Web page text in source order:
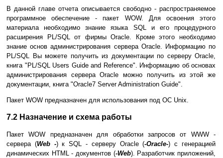
В данной главе отчета описывается свободно - распространяемое
программное обеспечение - пакет WOW. Для освоения этого
материала необходимо знание языка SQL и его процедурного
расширения PL/SQL от фирмы Oracle. Кроме этого необходимо
знание основ администрирования сервера Oracle. Информацию по
PL/SQL Вы можете получить из документации по серверу Oracle,
книга "PL/SQL Users Guide and Reference". Информацию об основах
администрирования сервера Oracle можно получить из этой же
документации, книга "Oracle7 Server Administration Guide".
Пакет WOW предназначен для использования под ОС Unix.
7.2 Назначение и схема работы
Пакет WOW предназначен для обработки запросов от WWW -
сервера (Web -) к SQL - серверу Oracle (-Oracle-) с генерацией
динамических HTML - документов (-Web). Разработчик приложений,